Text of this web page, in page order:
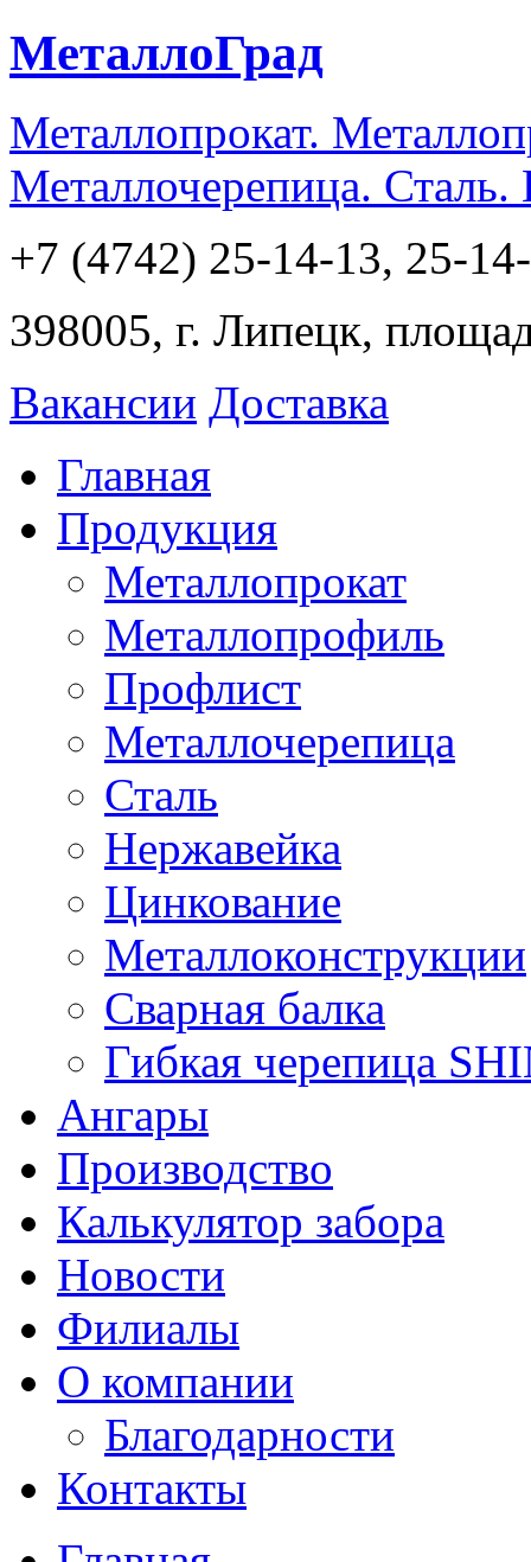
МеталлоГрад
Металлопрокат.
Металлочерепица.
+7 (4742) 25-14-13, 25-
398005, г. Липецк,
Вакансии Доставка
Главная
Продукция
Металлопрокат
Металлопрофиль
Профлист
Металлочерепица
Сталь
Нержавейка
Цинкование
Металлоконструкции
Сварная балка
Гибкая черепица
Ангары
Производство
Калькулятор забора
Новости
Филиалы
О компании
Благодарности
Контакты